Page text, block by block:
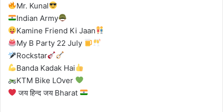
Mr. Kunal
Indian Army
Kamine Friend Ki Jaan
My B Party 22 July
Rockstar
Banda Kadak Hai
KTM Bike LOver
जय हिन्द जय Bharat